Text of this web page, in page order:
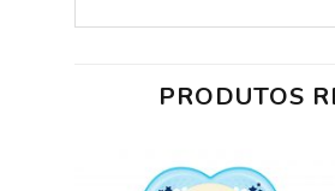
PRODUTOS